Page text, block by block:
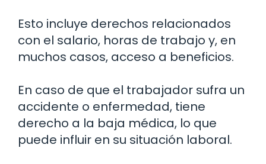
Esto incluye derechos relacionados
con el salario, horas de trabajo y, en
muchos casos, acceso a beneficios.
En caso de que el trabajador sufra un
accidente o enfermedad, tiene
derecho a la baja médica, lo que
puede influir en su situación laboral.